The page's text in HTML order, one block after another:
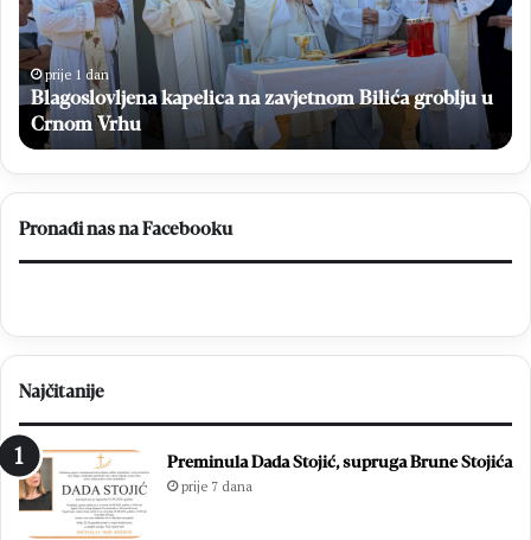
groblju
u
Crnom
Vrhu
prije 1 dan
Blagoslovljena kapelica na zavjetnom Bilića groblju u
Crnom Vrhu
Pronađi nas na Facebooku
Najčitanije
Preminula Dada Stojić, supruga Brune Stojića
prije 7 dana